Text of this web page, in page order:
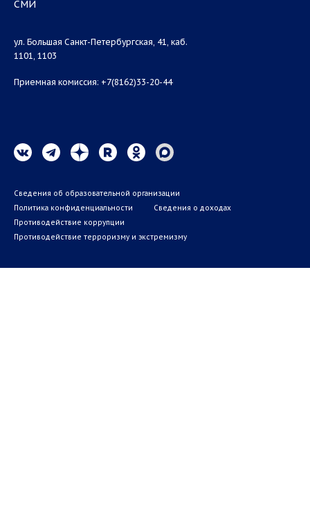
СМИ
ул. Большая Санкт-Петербургская, 41, каб.
1101, 1103
Приемная комиссия: +7(8162)33-20-44
Сведения об образовательной организации
Политика конфиденциальности
Сведения о доходах
Противодействие коррупции
Противодействие терроризму и экстремизму